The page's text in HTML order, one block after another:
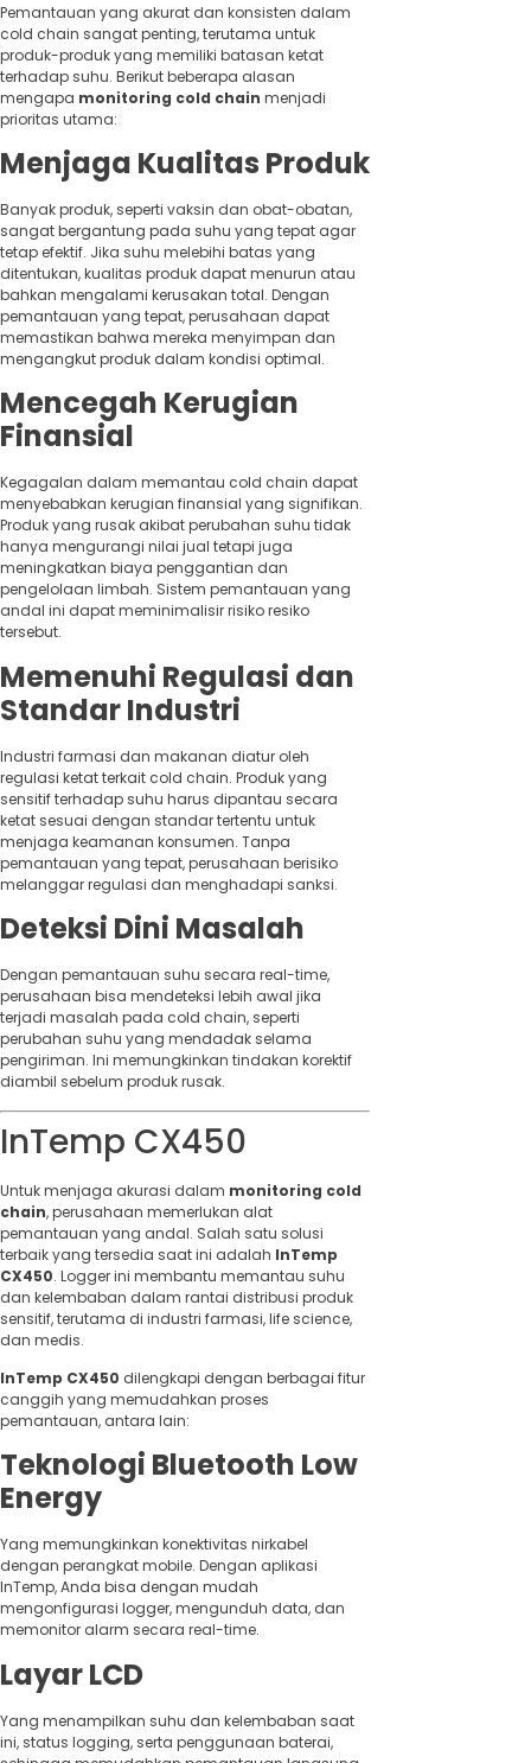
Pemantauan yang akurat dan konsisten dalam
cold chain sangat penting, terutama untuk
produk-produk yang memiliki batasan ketat
terhadap suhu. Berikut beberapa alasan
mengapa monitoring cold chain menjadi
prioritas utama:
Menjaga Kualitas Produk
Banyak produk, seperti vaksin dan obat-obatan,
sangat bergantung pada suhu yang tepat agar
tetap efektif. Jika suhu melebihi batas yang
ditentukan, kualitas produk dapat menurun atau
bahkan mengalami kerusakan total. Dengan
pemantauan yang tepat, perusahaan dapat
memastikan bahwa mereka menyimpan dan
mengangkut produk dalam kondisi optimal.
Mencegah Kerugian
Finansial
Kegagalan dalam memantau cold chain dapat
menyebabkan kerugian finansial yang signifikan.
Produk yang rusak akibat perubahan suhu tidak
hanya mengurangi nilai jual tetapi juga
meningkatkan biaya penggantian dan
pengelolaan limbah. Sistem pemantauan yang
andal ini dapat meminimalisir risiko resiko
tersebut.
Memenuhi Regulasi dan
Standar Industri
Industri farmasi dan makanan diatur oleh
regulasi ketat terkait cold chain. Produk yang
sensitif terhadap suhu harus dipantau secara
ketat sesuai dengan standar tertentu untuk
menjaga keamanan konsumen. Tanpa
pemantauan yang tepat, perusahaan berisiko
melanggar regulasi dan menghadapi sanksi.
Deteksi Dini Masalah
Dengan pemantauan suhu secara real-time,
perusahaan bisa mendeteksi lebih awal jika
terjadi masalah pada cold chain, seperti
perubahan suhu yang mendadak selama
pengiriman. Ini memungkinkan tindakan korektif
diambil sebelum produk rusak.
InTemp CX450
Untuk menjaga akurasi dalam monitoring cold
chain, perusahaan memerlukan alat
pemantauan yang andal. Salah satu solusi
terbaik yang tersedia saat ini adalah InTemp
CX450. Logger ini membantu memantau suhu
dan kelembaban dalam rantai distribusi produk
sensitif, terutama di industri farmasi, life science,
dan medis.
InTemp CX450 dilengkapi dengan berbagai fitur
canggih yang memudahkan proses
pemantauan, antara lain:
Teknologi Bluetooth Low
Energy
Yang memungkinkan konektivitas nirkabel
dengan perangkat mobile. Dengan aplikasi
InTemp, Anda bisa dengan mudah
mengonfigurasi logger, mengunduh data, dan
memonitor alarm secara real-time.
Layar LCD
Yang menampilkan suhu dan kelembaban saat
ini, status logging, serta penggunaan baterai,